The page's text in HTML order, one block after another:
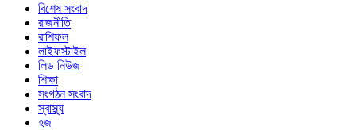
বিশেষ সংবাদ
রাজনীতি
রাশিফল
লাইফস্টাইল
লিড নিউজ
শিক্ষা
সংগঠন সংবাদ
স্বাস্থ্য
হজ